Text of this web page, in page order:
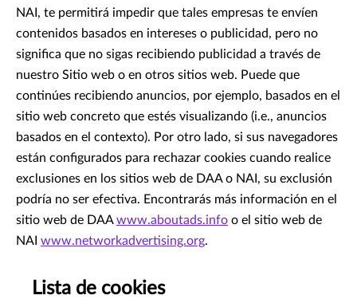
NAI, te permitirá impedir que tales empresas te envíen
contenidos basados en intereses o publicidad, pero no
significa que no sigas recibiendo publicidad a través de
nuestro Sitio web o en otros sitios web. Puede que
continúes recibiendo anuncios, por ejemplo, basados en el
sitio web concreto que estés visualizando (i.e., anuncios
basados en el contexto). Por otro lado, si sus navegadores
están configurados para rechazar cookies cuando realice
exclusiones en los sitios web de DAA o NAI, su exclusión
podría no ser efectiva. Encontrarás más información en el
sitio web de DAAwww.aboutads.info o el sitio web de
NAI www.networkadvertising.org.
Lista de cookies